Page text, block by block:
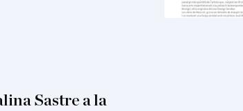
Sastre a la